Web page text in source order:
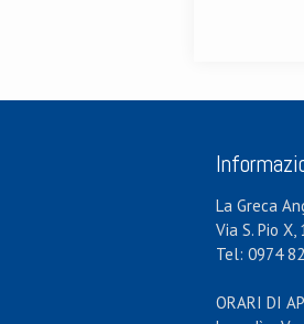
La Greca
Via S. Pio
Tel: 0974
ORARI DI